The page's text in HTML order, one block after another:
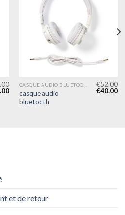
casque audio
bluetooth
€52.00
€40.00
et de retour